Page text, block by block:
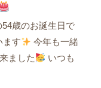
歳のお誕生日で
ます
今年も一緒
ました
いつも